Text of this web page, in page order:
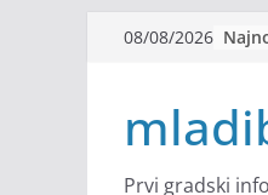
08/08/2026
Prvi gradski